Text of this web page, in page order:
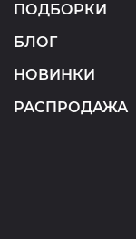
ПОДБОРКИ
БЛОГ
НОВИНКИ
РАСПРОДАЖА